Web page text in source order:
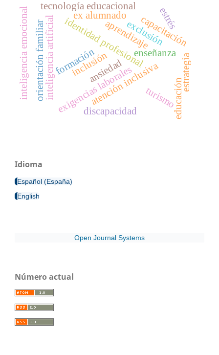
formaciónatención inclusiva
identidad profesionalenseñanza
aprendizaje
inclusión
exclusión
discapacidad
capacitación
inteligencia artificial
tecnología educacional estrés
ansiedad
exigencias laborales
orientación familiar turismo
inteligencia emocional educación
estrategia
ex alumnado
Idioma
Español (España)
English
Open Journal Systems
Número actual